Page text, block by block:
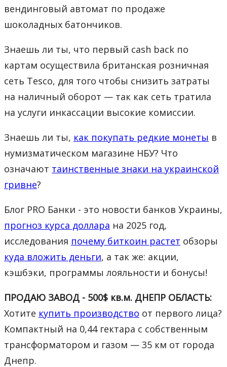
вендинговый автомат по продаже
шоколадных батончиков.
Знаешь ли ты, что первый cash back по
картам осуществила британская розничная
сеть Tesco, для того чтобы снизить затраты
на наличный оборот — так как сеть тратила
на услуги инкассации высокие комиссии.
Знаешь ли ты, как покупать редкие монеты в
нумизматическом магазине НБУ? Что
означают таинственные знаки на украинской
гривне?
Блог PRO Банки - это новости банков Украины,
прогноз курса доллара на 2025 год,
исследования почему биткоин растет обзоры
куда вложить деньги, а так же: акции,
кэшбэки, программы лояльности и бонусы!
ПРОДАЮ ЗАВОД - 500$ кв.м. ДНЕПР ОБЛАСТЬ:
Хотите купить производство от первого лица?
Компактный на 0,44 гектара с собственным
трансформатором и газом — 35 км от города
Днепр.